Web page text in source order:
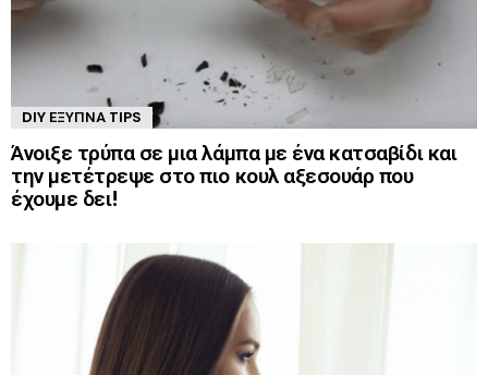
DIY ΈΞΥΠΝΑ TIPS
Άνοιξε τρύπα σε μια λάμπα με ένα κατσαβίδι και
την μετέτρεψε στο πιο κουλ αξεσουάρ που
έχουμε δει!